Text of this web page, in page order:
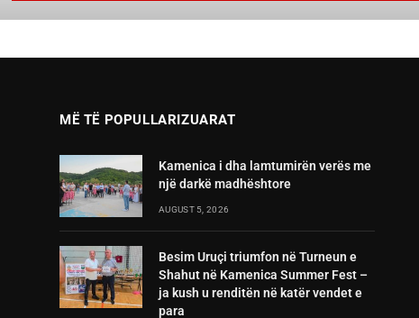
MË TË POPULLARIZUARAT
Kamenica i dha lamtumirën verës me
një darkë madhështore
AUGUST 5, 2026
Besim Uruçi triumfon në Turneun e
Shahut në Kamenica Summer Fest –
ja kush u renditën në katër vendet e
para